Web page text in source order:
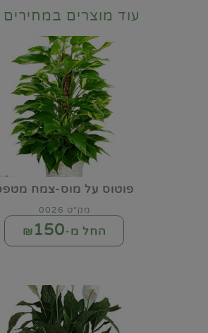
עוד מוצרים במחירים
פוטוס על מוס-צמח
מק"ט 0026
החל מ-₪150